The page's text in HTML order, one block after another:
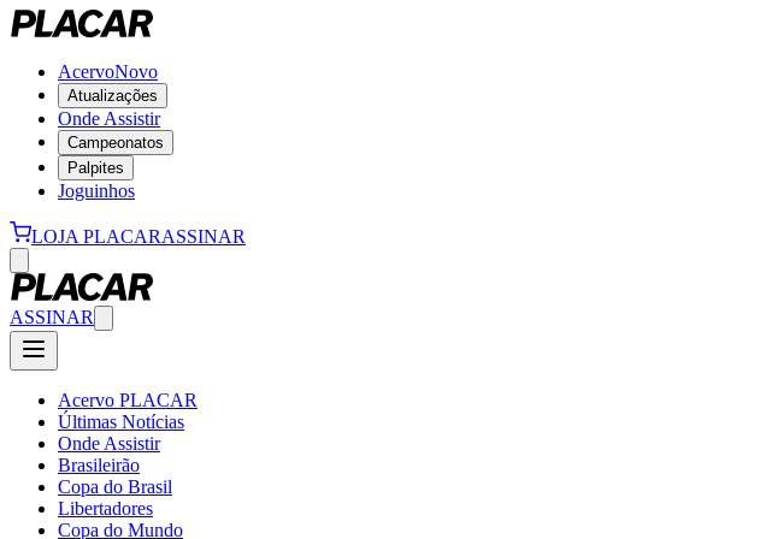
AcervoNovo
Atualizações
Onde Assistir
Campeonatos
Palpites
Joguinhos
LOJA PLACARASSINAR
ASSINAR
Acervo PLACAR
Últimas Notícias
Onde Assistir
Brasileirão
Copa do Brasil
Libertadores
Copa do Mundo